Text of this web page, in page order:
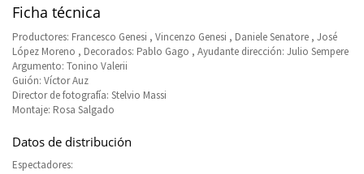
Ficha técnica
Productores: Francesco Genesi , Vincenzo Genesi , Daniele Senatore , José
López Moreno , Decorados: Pablo Gago , Ayudante dirección: Julio Sempere
Argumento: Tonino Valerii
Guión: Víctor Auz
Director de fotografía: Stelvio Massi
Montaje: Rosa Salgado
Datos de distribución
Espectadores: